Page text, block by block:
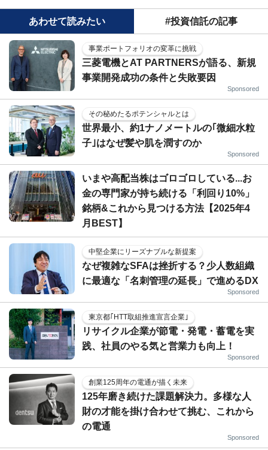
あわせて読みたい #投資信託の記事
事業ポートフォリオの変革に挑戦
三菱電機とAT PARTNERSが語る、新規
事業開発成功の条件と失敗要因
Sponsored
その秘めたるポテンシャルとは
世界最小、約1ナノメートルの｢微細水粒
子｣はなぜ髪や肌を潤すのか
Sponsored
いまや高配当株はゴロゴロしている...お
金の専門家が持ち続ける「利回り10%」
銘柄&これから見つける方法【2025年4
月BEST】
中堅企業にリーズナブルな新提案
なぜ複雑なSFAは挫折する？少人数組織
に最適な「名刺管理の延長」で進めるDX
Sponsored
東京都｢HTT取組推進宣言企業｣
リサイクル企業が節電・発電・蓄電を実
践、社員のやる気と営業力も向上！
Sponsored
創業125周年の電通が描く未来
125年磨き続けた課題解決力。多様な人
財の才能を掛け合わせて挑む、これから
の電通
Sponsored